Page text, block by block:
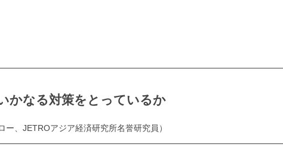
かなる対策をとっているか
ー、JETROアジア経済研究所名誉研究員）